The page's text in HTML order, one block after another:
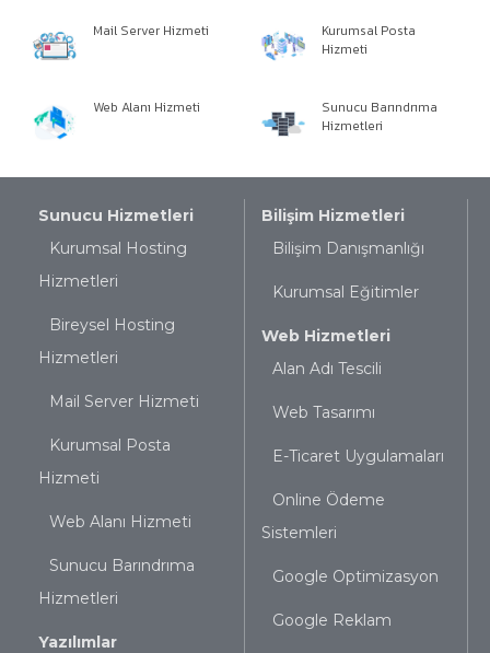
Mail Server Hizmeti
Kurumsal Posta
Hizmeti
Web Alanı Hizmeti
Sunucu Barındrıma
Hizmetleri
Sunucu Hizmetleri
Kurumsal Hosting
Hizmetleri
Bireysel Hosting
Hizmetleri
Mail Server Hizmeti
Kurumsal Posta
Hizmeti
Web Alanı Hizmeti
Sunucu Barındrıma
Hizmetleri
Yazılımlar
Bilişim Hizmetleri
Bilişim Danışmanlığı
Kurumsal Eğitimler
Web Hizmetleri
Alan Adı Tescili
Web Tasarımı
E-Ticaret Uygulamaları
Online Ödeme
Sistemleri
Google Optimizasyon
Google Reklam